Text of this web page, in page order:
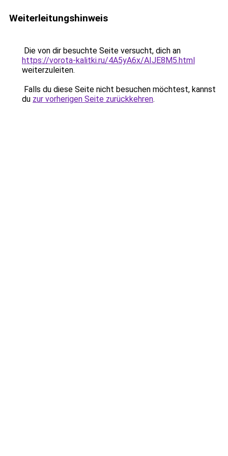
Weiterleitungshinweis
Die von dir besuchte Seite versucht, dich an
https://vorota-kalitki.ru/4A5yA6x/AIJE8M5.html
weiterzuleiten.
Falls du diese Seite nicht besuchen möchtest, kannst
du zur vorherigen Seite zurückkehren.